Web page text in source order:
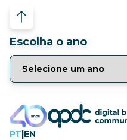
Escolha o ano
PT|EN